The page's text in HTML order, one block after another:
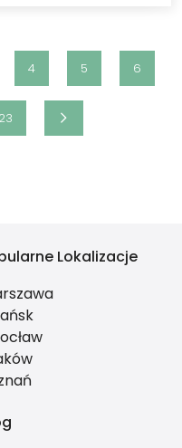
4 5 6
Lokalizacje